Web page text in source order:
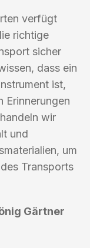
verfügt
richtige
sicher
dass ein
ist,
Erinnerungen
wir
und
um
Transports
Gärtner